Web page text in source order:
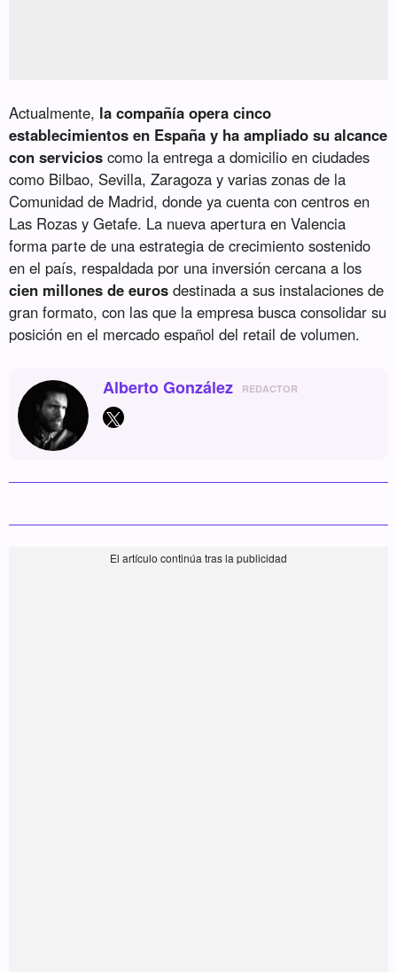
Actualmente, la compañía opera cinco
establecimientos en España y ha ampliado su alcance
con servicios como la entrega a domicilio en ciudades
como Bilbao, Sevilla, Zaragoza y varias zonas de la
Comunidad de Madrid, donde ya cuenta con centros en
Las Rozas y Getafe. La nueva apertura en Valencia
forma parte de una estrategia de crecimiento sostenido
en el país, respaldada por una inversión cercana a los
cien millones de euros destinada a sus instalaciones de
gran formato, con las que la empresa busca consolidar su
posición en el mercado español del retail de volumen.
Alberto González REDACTOR